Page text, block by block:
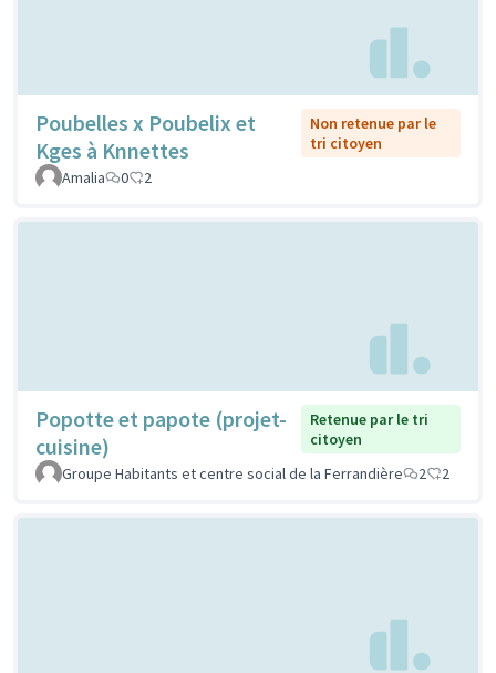
Poubelles x Poubelix et
Kges à Knnettes
Non retenue par le
tri citoyen
Amalia
0 2
Popotte et papote (projet-
cuisine)
Retenue par le tri
citoyen
Groupe Habitants et centre social de la Ferrandière
2 2